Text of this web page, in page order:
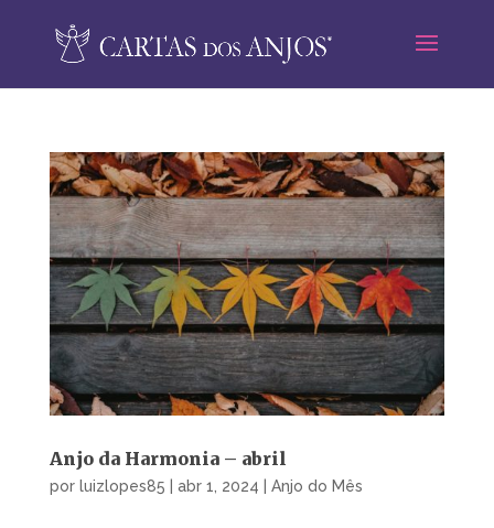
Anjo da Harmonia – abril
por luizlopes85 abr 1, 2024 Anjo do Mês